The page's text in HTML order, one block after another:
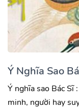
Ý Nghĩa Sao
Ý nghĩa sao Bác Sĩ
minh, người hay